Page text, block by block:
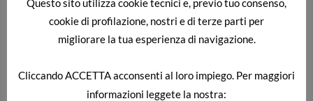
cookie di profilazione, nostri e di terze parti per
migliorare la tua esperienza di navigazione.
CliccandoACCETTAacconsenti al loro impiego. Per maggiori
informazioni leggete la nostra: